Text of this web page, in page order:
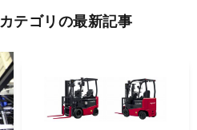
カテゴリの最新記事